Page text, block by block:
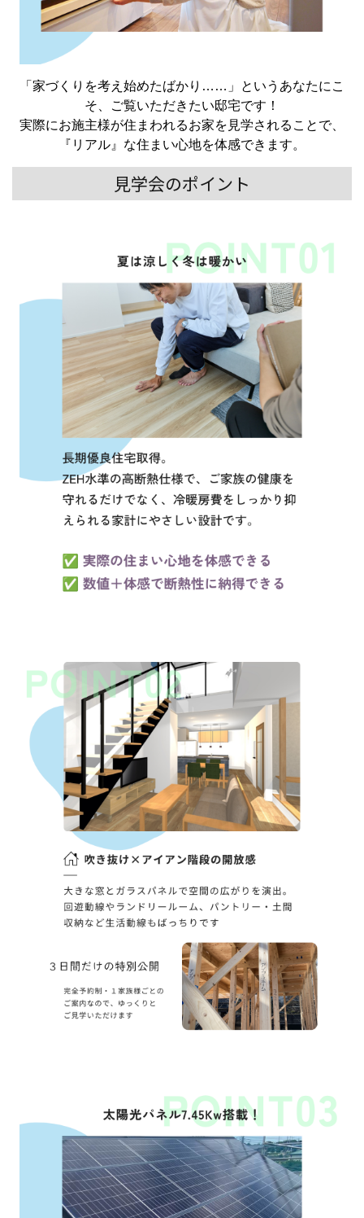
「家づくりを考え始めたばかり……」というあなたにこ
そ、ご覧いただきたい邸宅です！
実際にお施主様が住まわれるお家を見学されることで、
『リアル』な住まい心地を体感できます。
見学会のポイント